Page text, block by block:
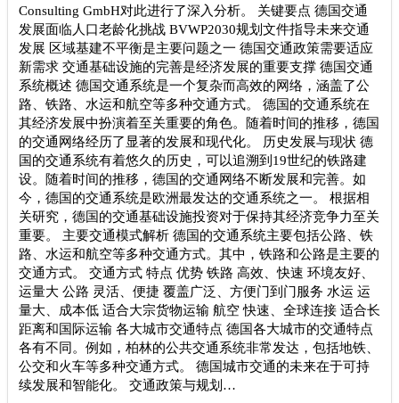
Consulting GmbH对此进行了深入分析。 关键要点 德国交通
发展面临人口老龄化挑战 BVWP2030规划文件指导未来交通
发展 区域基建不平衡是主要问题之一 德国交通政策需要适应
新需求 交通基础设施的完善是经济发展的重要支撑 德国交通
系统概述 德国交通系统是一个复杂而高效的网络，涵盖了公
路、铁路、水运和航空等多种交通方式。 德国的交通系统在
其经济发展中扮演着至关重要的角色。随着时间的推移，德国
的交通网络经历了显著的发展和现代化。 历史发展与现状 德
国的交通系统有着悠久的历史，可以追溯到19世纪的铁路建
设。随着时间的推移，德国的交通网络不断发展和完善。如
今，德国的交通系统是欧洲最发达的交通系统之一。 根据相
关研究，德国的交通基础设施投资对于保持其经济竞争力至关
重要。 主要交通模式解析 德国的交通系统主要包括公路、铁
路、水运和航空等多种交通方式。其中，铁路和公路是主要的
交通方式。 交通方式 特点 优势 铁路 高效、快速 环境友好、
运量大 公路 灵活、便捷 覆盖广泛、方便门到门服务 水运 运
量大、成本低 适合大宗货物运输 航空 快速、全球连接 适合长
距离和国际运输 各大城市交通特点 德国各大城市的交通特点
各有不同。例如，柏林的公共交通系统非常发达，包括地铁、
公交和火车等多种交通方式。 德国城市交通的未来在于可持
续发展和智能化。 交通政策与规划…